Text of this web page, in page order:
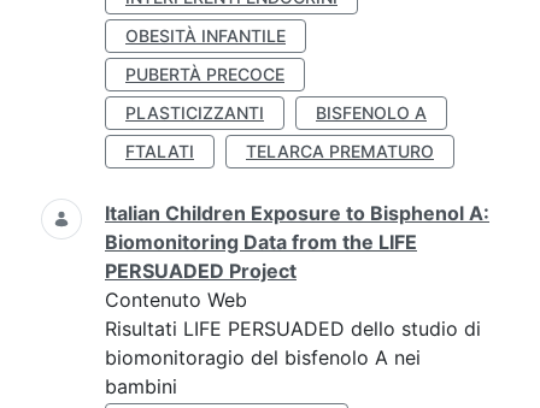
OBESITÀ INFANTILE
PUBERTÀ PRECOCE
PLASTICIZZANTI
BISFENOLO A
FTALATI
TELARCA PREMATURO
Italian Children Exposure to Bisphenol A:
Biomonitoring Data from the LIFE
PERSUADED Project
Contenuto Web
Risultati LIFE PERSUADED dello studio di
biomonitoragio del bisfenolo A nei
bambini